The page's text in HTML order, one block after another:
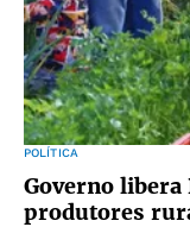
POLÍTICA
Governo libera
produtores